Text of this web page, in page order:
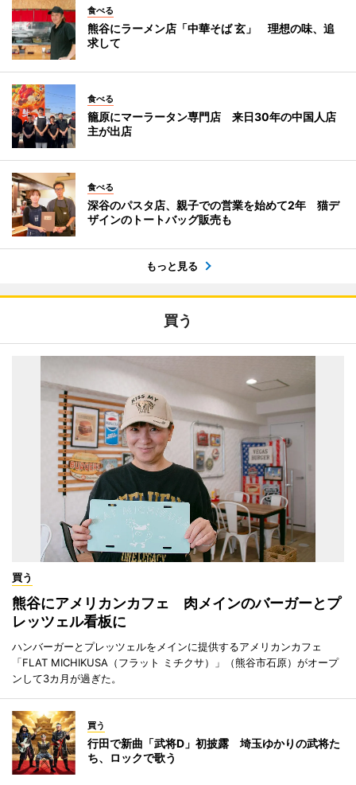
食べる
熊谷にラーメン店「中華そば 玄」 理想の味、追
求して
食べる
籠原にマーラータン専門店 来日30年の中国人店
主が出店
食べる
深谷のパスタ店、親子での営業を始めて2年 猫デ
ザインのトートバッグ販売も
もっと見る
買う
買う
熊谷にアメリカンカフェ 肉メインのバーガーとプ
レッツェル看板に
ハンバーガーとプレッツェルをメインに提供するアメリカンカフェ
「FLAT MICHIKUSA（フラット ミチクサ）」（熊谷市石原）がオープ
ンして3カ月が過ぎた。
買う
行田で新曲「武将D」初披露 埼玉ゆかりの武将た
ち、ロックで歌う